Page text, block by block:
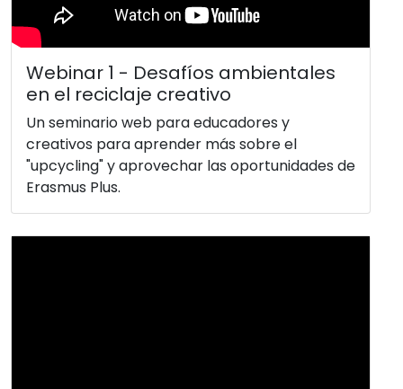
Webinar 1 - Desafíos ambientales
en el reciclaje creativo
Un seminario web para educadores y
creativos para aprender más sobre el
"upcycling" y aprovechar las oportunidades de
Erasmus Plus.